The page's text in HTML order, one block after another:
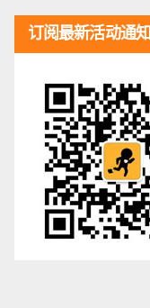
订阅最新活动通知